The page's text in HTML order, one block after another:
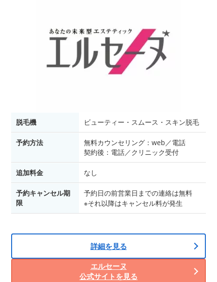
脱毛機 ビューティー・スムース・スキン脱毛
予約方法
無料カウンセリング：web／電話
契約後：電話／クリニック受付
追加料金 なし
予約キャンセル期
限
予約日の前営業日までの連絡は無料
※それ以降はキャンセル料が発生
詳細を見る
エルセーヌ
公式サイトを見る